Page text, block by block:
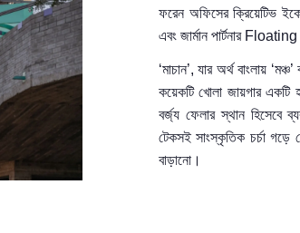
ফরেন অফিসের ক্রিয়েটিভ
এবং জার্মানপার্টনার Floating
‘মাচান’,যার অর্থ বাংলায় ‘মঞ্চ’
কয়েকটি খোলা জায়গার একটি
বর্জ্য ফেলার স্থান
টেকসই সাংস্কৃতিক চর্চা
বাড়ানো।